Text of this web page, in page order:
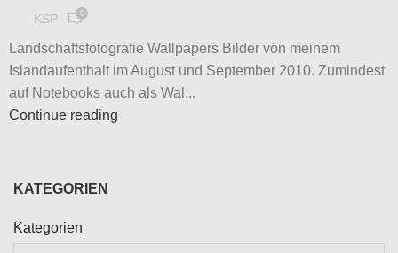
KSP 0
Landschaftsfotografie Wallpapers Bilder von meinem
Islandaufenthalt im August und September 2010. Zumindest
auf Notebooks auch als Wal...
Continue reading
KATEGORIEN
Kategorien